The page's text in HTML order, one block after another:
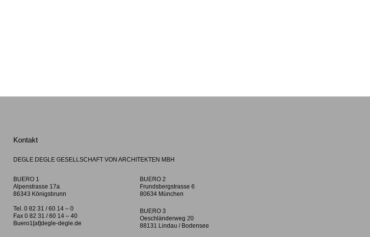
Kontakt
DEGLE.DEGLE GESELLSCHAFT VON ARCHITEKTEN MBH
BUERO 1
Alpenstrasse 17a
86343 Königsbrunn
Tel. 0 82 31 / 60 14 – 0
Fax 0 82 31 / 60 14 – 40
Buero1[at]degle-degle.de
BUERO 2
Frundsbergstrasse 6
80634 München
BUERO 3
Oeschländerweg 20
88131 Lindau / Bodensee